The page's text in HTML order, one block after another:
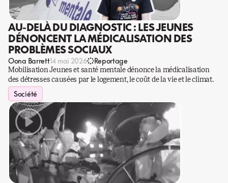
AU-DELÀ DU DIAGNOSTIC : LES JEUNES
DÉNONCENT LA MÉDICALISATION DES
PROBLÈMES SOCIAUX
Oona Barrett14 mai 2026 Reportage
Mobilisation Jeunes et santé mentale dénonce la médicalisation
des détresses causées par le logement, le coût de la vie et le climat.
Société